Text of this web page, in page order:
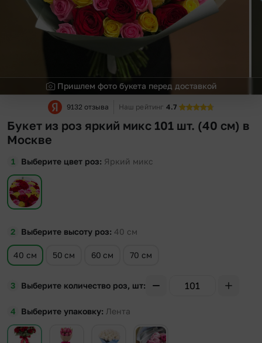
Пришлем фото букета перед доставкой
9132 отзыва Наш рейтинг 4.7
Букет из роз яркий микс 101 шт. (40 см) в
Москве
Выберите цвет роз Яркий микс
Выберите высоту роз 40 см
40 см 50 см 60 см 70 см
Выберите количество роз, шт
Выберите упаковку Лента